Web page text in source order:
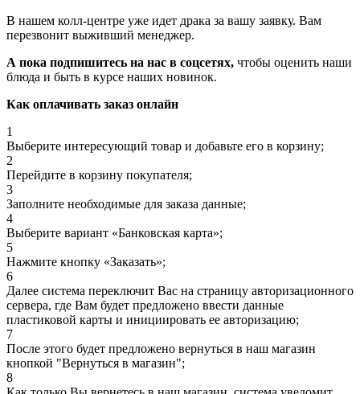
В нашем колл-центре уже идет драка за вашу заявку. Вам
перезвонит выживший менеджер.
А пока подпишитесь на нас в соцсетях, чтобы оценить наши
блюда и быть в курсе наших новинок.
Как оплачивать заказ онлайн
1
Выберите интересующий товар и добавьте его в корзину;
2
Перейдите в корзину покупателя;
3
Заполните необходимые для заказа данные;
4
Выберите вариант «Банковская карта»;
5
Нажмите кнопку «Заказать»;
6
Далее система переключит Вас на страницу авторизационного
сервера, где Вам будет предложено ввести данные
пластиковой карты и инициировать ее авторизацию;
7
После этого будет предложено вернуться в наш магазин
кнопкой "Вернуться в магазин";
8